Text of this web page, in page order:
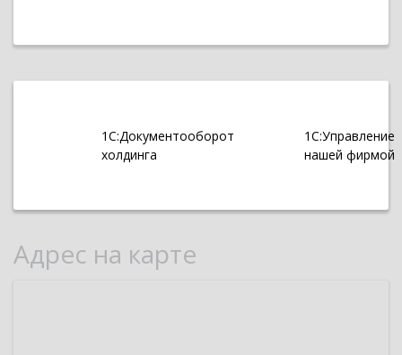
1С:Документооборот
холдинга
1С:Управление
нашей фирмой
Адрес на карте